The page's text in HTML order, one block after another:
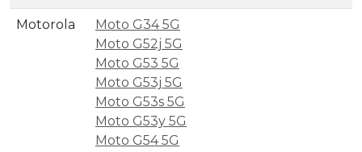
Motorola
Moto G34 5G
Moto G52j 5G
Moto G53 5G
Moto G53j 5G
Moto G53s 5G
Moto G53y 5G
Moto G54 5G